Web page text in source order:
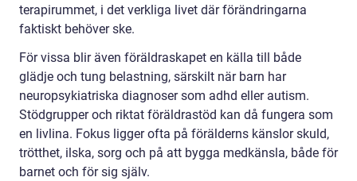
terapirummet, i det verkliga livet där förändringarna
faktiskt behöver ske.
För vissa blir även föräldraskapet en källa till både
glädje och tung belastning, särskilt när barn har
neuropsykiatriska diagnoser som adhd eller autism.
Stödgrupper och riktat föräldrastöd kan då fungera som
en livlina. Fokus ligger ofta på förälderns känslor skuld,
trötthet, ilska, sorg och på att bygga medkänsla, både för
barnet och för sig själv.